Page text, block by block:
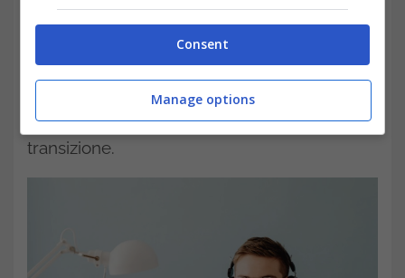
si tratta? Le istituzioni mettono a disposizione
una serie di voucher da utilizzare per
percorsi di assistenza alla socializzazione.
Il contributo è dedicato ai minori e all’età di
transizione.
Consent
Manage options